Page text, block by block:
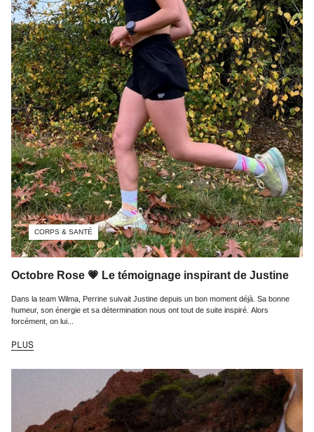
CORPS & SANTÉ
Octobre Rose 💗 Le témoignage inspirant de Justine
Dans la team Wilma, Perrine suivait Justine depuis un bon moment déjà. Sa bonne
humeur, son énergie et sa détermination nous ont tout de suite inspiré. Alors
forcément, on lui...
PLUS